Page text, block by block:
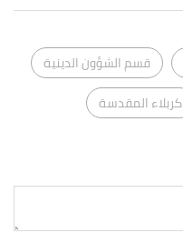
قسم الشؤون الدينية
كربلاء المقدسة